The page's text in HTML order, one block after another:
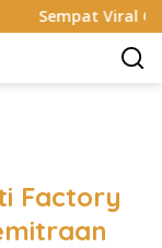
Viral Gaya
Factory